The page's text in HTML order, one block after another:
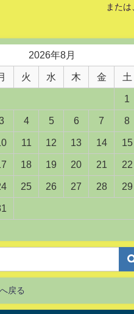
または
2026年8月
月 火 水 木 金 土
1
4 5 6 7 8
11 12 13 14 15
18 19 20 21 22
25 26 27 28 29
戻る